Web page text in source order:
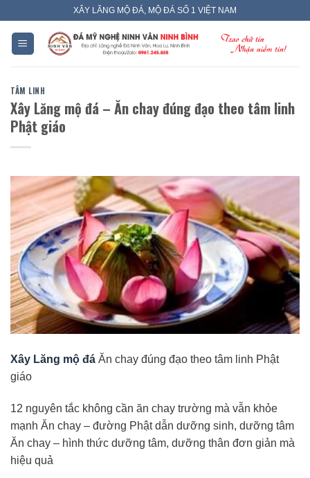
content
XÂY LĂNG MỘ ĐÁ, MỘ ĐÁ SỐ 1 VIỆT NAM
TÂM LINH
Xây Lăng mộ đá – Ăn chay đúng đạo theo tâm linh
Phật giáo
Xây Lăng mộ đá Ăn chay đúng đạo theo tâm linh Phật
giáo
12 nguyên tắc không cần ăn chay trường mà vẫn khỏe
mạnh Ăn chay – đường Phật dẫn dưỡng sinh, dưỡng tâm
Ăn chay – hình thức dưỡng tâm, dưỡng thân đơn giản mà
hiệu quả